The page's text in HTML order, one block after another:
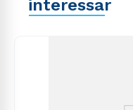
interessar